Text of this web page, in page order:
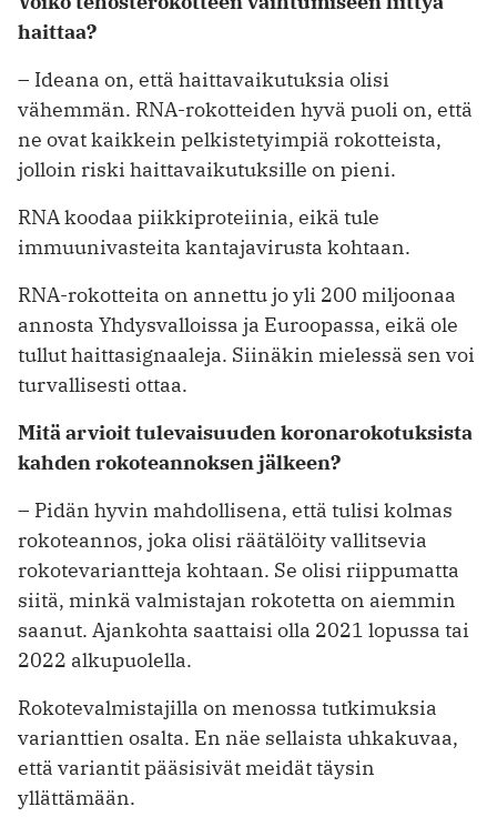
haittaa?
– Ideana on, että haittavaikutuksia olisi
vähemmän. RNA-rokotteiden hyvä puoli on, että
ne ovat kaikkein pelkistetyimpiä rokotteista,
jolloin riski haittavaikutuksille on pieni.
RNA koodaa piikkiproteiinia, eikä tule
immuunivasteita kantajavirusta kohtaan.
RNA-rokotteita on annettu jo yli 200 miljoonaa
annosta Yhdysvalloissa ja Euroopassa, eikä ole
tullut haittasignaaleja. Siinäkin mielessä sen voi
turvallisesti ottaa.
Mitä arvioit tulevaisuuden koronarokotuksista
kahden rokoteannoksen jälkeen?
– Pidän hyvin mahdollisena, että tulisi kolmas
rokoteannos, joka olisi räätälöity vallitsevia
rokotevariantteja kohtaan. Se olisi riippumatta
siitä, minkä valmistajan rokotetta on aiemmin
saanut. Ajankohta saattaisi olla 2021 lopussa tai
2022 alkupuolella.
Rokotevalmistajilla on menossa tutkimuksia
varianttien osalta. En näe sellaista uhkakuvaa,
että variantit pääsisivät meidät täysin
yllättämään.